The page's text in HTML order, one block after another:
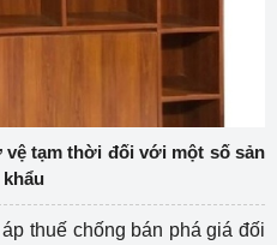
vệ tạm thời đối với một số sản
khẩu
thuế chống bán phá giá đối